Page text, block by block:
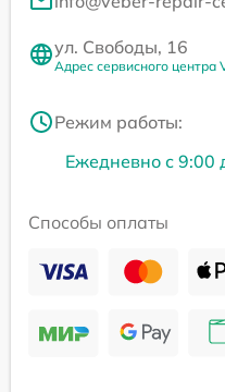
ул. Свободы, 16
Адрес сервисного центра
Режим работы:
Ежедневно с 9:00
Способы оплаты